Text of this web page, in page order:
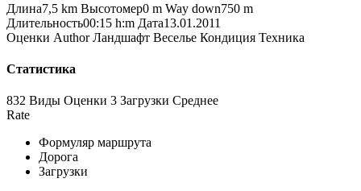
Длина7,5 km Высотомер0 m Way down750 m
Длительность00:15 h:m Дата13.01.2011
Оценки Author Ландшафт Веселье Кондиция Техника
Статистика
832 Виды Оценки 3 Загрузки Среднее
Rate
Формуляр маршрута
Дорога
Загрузки